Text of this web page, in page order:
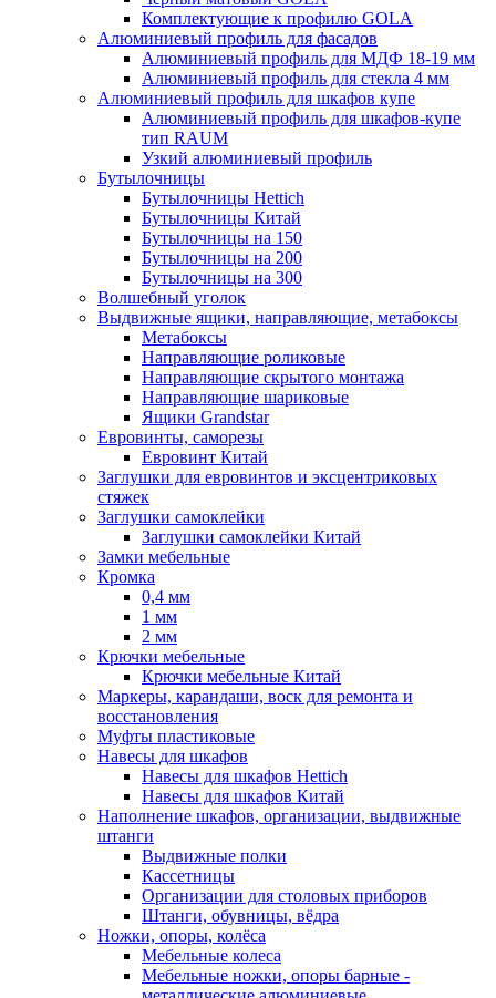
Комплектующие к профилю GOLA
Алюминиевый профиль для фасадов
Алюминиевый профиль для МДФ 18-19 мм
Алюминиевый профиль для стекла 4 мм
Алюминиевый профиль для шкафов купе
Алюминиевый профиль для шкафов-купе
тип RAUM
Узкий алюминиевый профиль
Бутылочницы
Бутылочницы Hettich
Бутылочницы Китай
Бутылочницы на 150
Бутылочницы на 200
Бутылочницы на 300
Волшебный уголок
Выдвижные ящики, направляющие, метабоксы
Метабоксы
Направляющие роликовые
Направляющие скрытого монтажа
Направляющие шариковые
Ящики Grandstar
Евровинты, саморезы
Евровинт Китай
Заглушки для евровинтов и эксцентриковых
стяжек
Заглушки самоклейки
Заглушки самоклейки Китай
Замки мебельные
Кромка
0,4 мм
1 мм
2 мм
Крючки мебельные
Крючки мебельные Китай
Маркеры, карандаши, воск для ремонта и
восстановления
Муфты пластиковые
Навесы для шкафов
Навесы для шкафов Hettich
Навесы для шкафов Китай
Наполнение шкафов, организации, выдвижные
штанги
Выдвижные полки
Кассетницы
Организации для столовых приборов
Штанги, обувницы, вёдра
Ножки, опоры, колёса
Мебельные колеса
Мебельные ножки, опоры барные -